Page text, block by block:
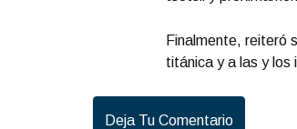
Finalmente, reiteró
titánica y a las y
Deja Tu Comentario